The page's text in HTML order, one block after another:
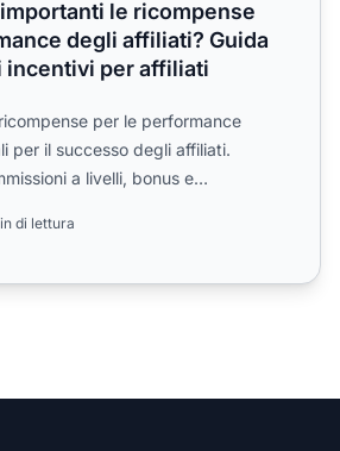
le ricompense
degli affiliati? Guida
incentivi per affiliati
per le performance
per il successo degli affiliati.
a livelli, bonus e
di lettura